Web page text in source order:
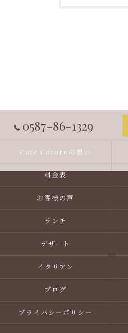
0587-86-1329
Cafe Cocoroの想い
料金表
お客様の声
ランチ
デザート
イタリアン
ブログ
プライバシーポリシー